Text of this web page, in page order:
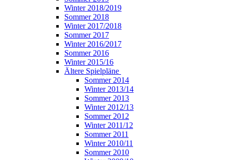
Winter 2018/2019
Sommer 2018
Winter 2017/2018
Sommer 2017
Winter 2016/2017
Sommer 2016
Winter 2015/16
Ältere Spielpläne
Sommer 2014
Winter 2013/14
Sommer 2013
Winter 2012/13
Sommer 2012
Winter 2011/12
Sommer 2011
Winter 2010/11
Sommer 2010